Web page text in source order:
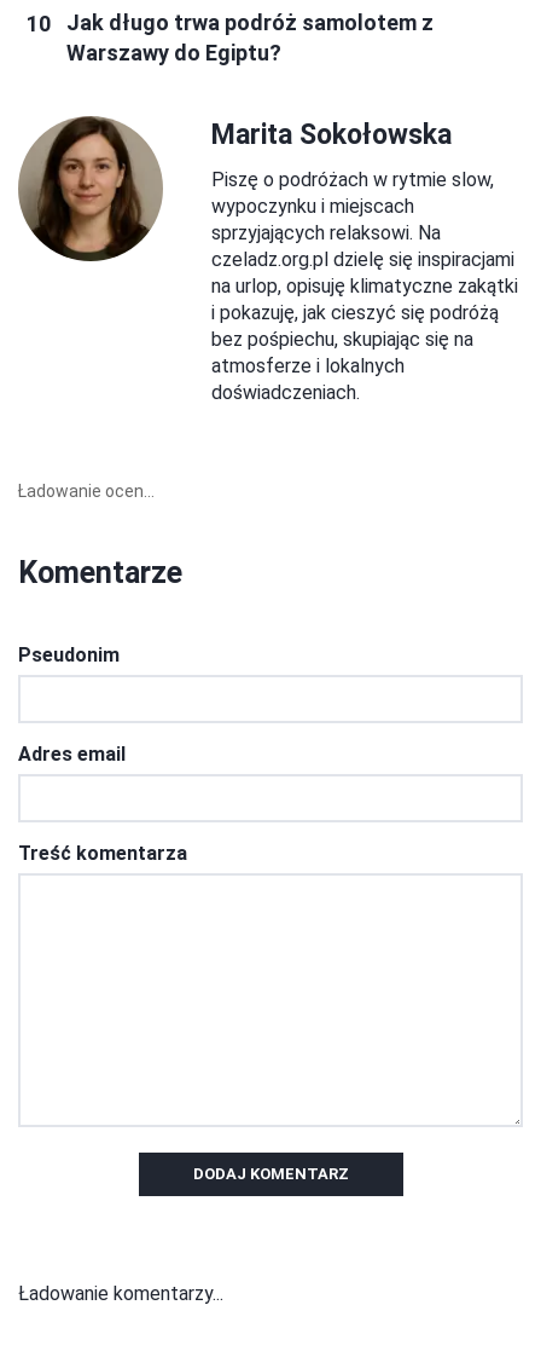
Jak długo trwa podróż samolotem z
Warszawy do Egiptu?
Marita Sokołowska
Piszę o podróżach w rytmie slow,
wypoczynku i miejscach
sprzyjających relaksowi. Na
czeladz.org.pl dzielę się inspiracjami
na urlop, opisuję klimatyczne zakątki
i pokazuję, jak cieszyć się podróżą
bez pośpiechu, skupiając się na
atmosferze i lokalnych
doświadczeniach.
Ładowanie ocen...
Komentarze
Pseudonim
Adres email
Treść komentarza
DODAJ KOMENTARZ
Ładowanie komentarzy...